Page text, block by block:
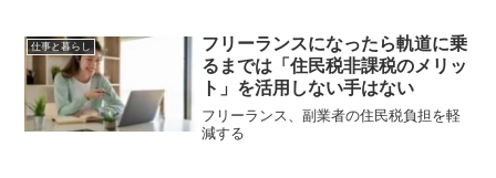
は、梅雨の時期だからこそ取り組みた
い、猛暑に向けた3つの準備習慣...
仕事と暮らし
フリーランスになったら軌道に乗
るまでは「住民税非課税のメリッ
ト」を活用しない手はない
フリーランス、副業者の住民税負担を軽
減する